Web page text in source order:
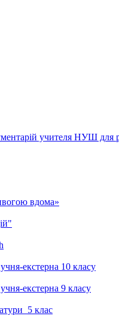
учителя НУШ для
вдома»
екстерна 10 класу
екстерна 9 класу
5 клас